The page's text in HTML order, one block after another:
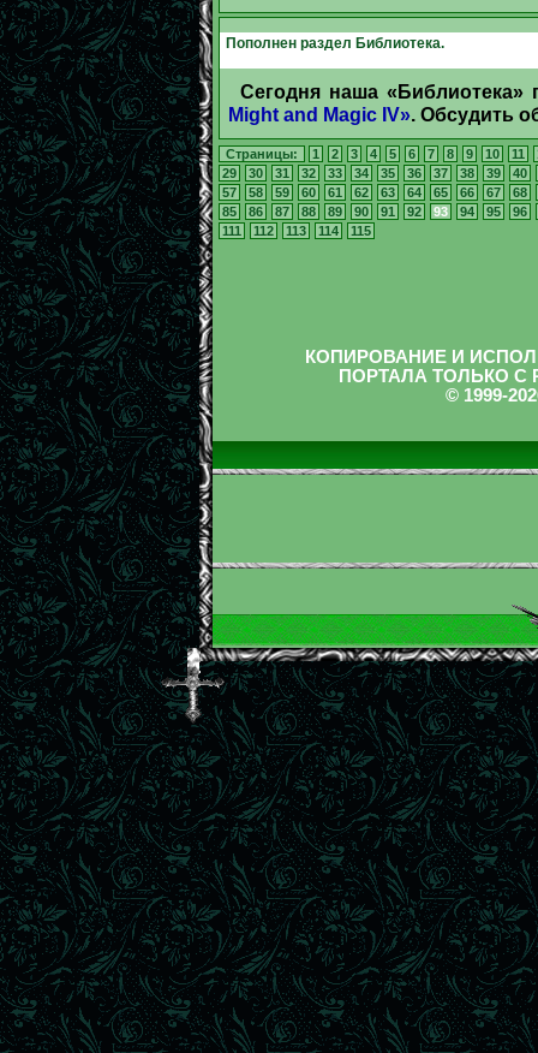
Пополнен раздел Библиотека.
Сегодня наша
Might and Magic IV». Обсудить
Страницы: 1 2 3 4 5 6 7 8 9 10 11
29
30 31 32 33 34 35 36 37 38 39
40
57
58 59 60 61 62 63 64 65 66 67
68
85
86 87 88 89 90 91 92 93 94 95
96
111
112 113 114 115
КОПИРОВАНИЕ И
ПОРТАЛА ТОЛЬКО
© 1999-